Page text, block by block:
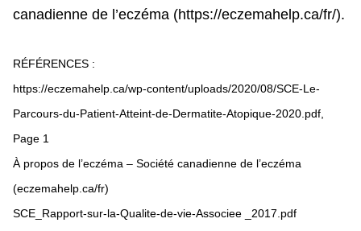
canadienne de l’eczéma (https://eczemahelp.ca/fr/).
RÉFÉRENCES :
https://eczemahelp.ca/wp-content/uploads/2020/08/SCE-Le-
Parcours-du-Patient-Atteint-de-Dermatite-Atopique-2020.pdf,
Page 1
À propos de l’eczéma – Société canadienne de l’eczéma
(eczemahelp.ca/fr)
SCE_Rapport-sur-la-Qualite-de-vie-Associee _2017.pdf